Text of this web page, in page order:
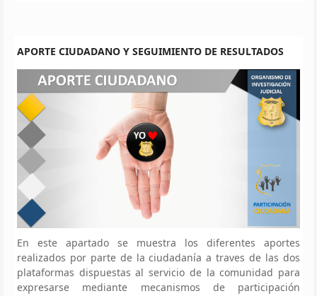
APORTE CIUDADANO Y SEGUIMIENTO DE RESULTADOS
En este apartado se muestra los diferentes aportes
realizados por parte de la ciudadanía a traves de las dos
plataformas dispuestas al servicio de la comunidad para
expresarse mediante mecanismos de participación